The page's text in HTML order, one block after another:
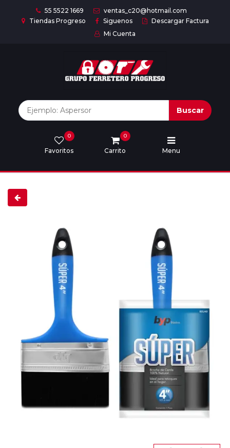
55 5522 1669
ventas_c20@hotmail.com
Tiendas Progreso
Siguenos
Descargar Factura
Mi Cuenta
Buscar
Favoritos
0
Carrito
0
Menu
Marcas
Descargar